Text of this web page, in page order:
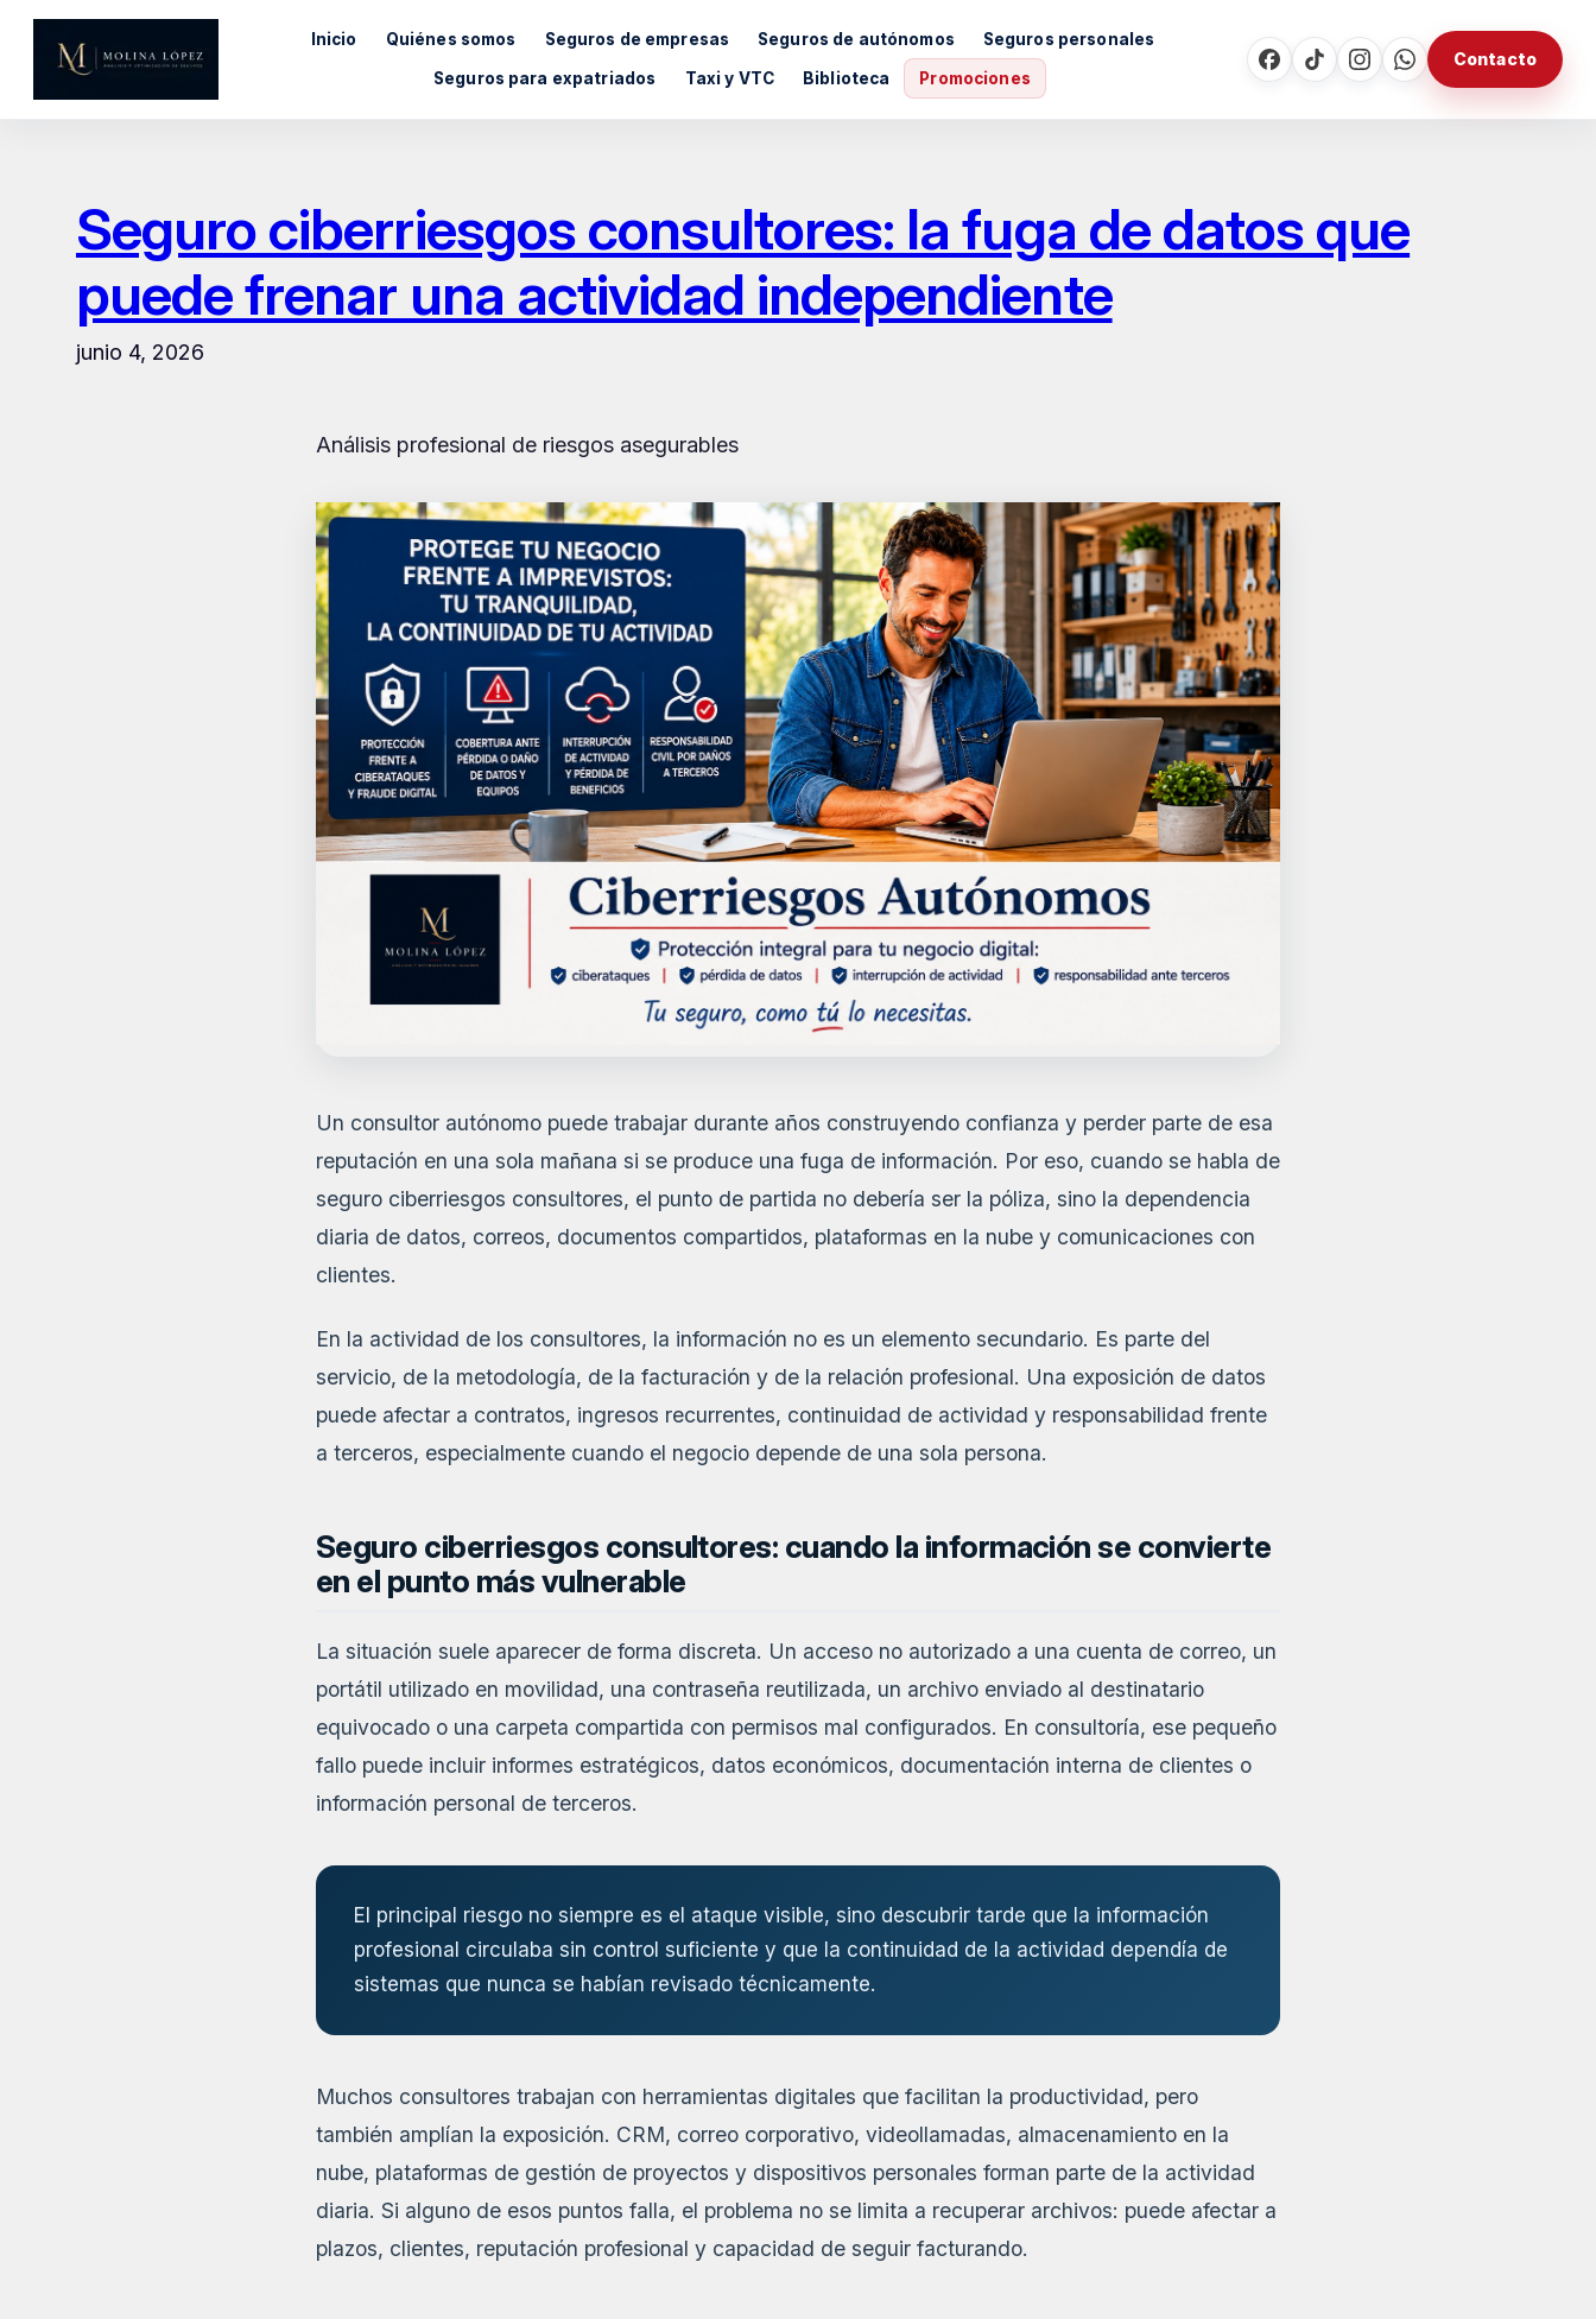
Saltar
contenido
Inicio Quiénes somos Seguros de empresas Seguros de autónomos Seguros personales
Seguros para expatriados Taxi y VTC Biblioteca Promociones
Contacto
Seguro ciberriesgos consultores: la fuga de datos que
puede frenar una actividad independiente
junio 4, 2026
Análisis profesional de riesgos asegurables
Un consultor autónomo puede trabajar durante años construyendo confianza y perder parte de esa
reputación en una sola mañana si se produce una fuga de información. Por eso, cuando se habla de
seguro ciberriesgos consultores, el punto de partida no debería ser la póliza, sino la dependencia
diaria de datos, correos, documentos compartidos, plataformas en la nube y comunicaciones con
clientes.
En la actividad de los consultores, la información no es un elemento secundario. Es parte del
servicio, de la metodología, de la facturación y de la relación profesional. Una exposición de datos
puede afectar a contratos, ingresos recurrentes, continuidad de actividad y responsabilidad frente
a terceros, especialmente cuando el negocio depende de una sola persona.
Seguro ciberriesgos consultores: cuando la información se convierte
en el punto más vulnerable
La situación suele aparecer de forma discreta. Un acceso no autorizado a una cuenta de correo, un
portátil utilizado en movilidad, una contraseña reutilizada, un archivo enviado al destinatario
equivocado o una carpeta compartida con permisos mal configurados. En consultoría, ese pequeño
fallo puede incluir informes estratégicos, datos económicos, documentación interna de clientes o
información personal de terceros.
El principal riesgo no siempre es el ataque visible, sino descubrir tarde que la información
profesional circulaba sin control suficiente y que la continuidad de la actividad dependía de
sistemas que nunca se habían revisado técnicamente.
Muchos consultores trabajan con herramientas digitales que facilitan la productividad, pero
también amplían la exposición. CRM, correo corporativo, videollamadas, almacenamiento en la
nube, plataformas de gestión de proyectos y dispositivos personales forman parte de la actividad
diaria. Si alguno de esos puntos falla, el problema no se limita a recuperar archivos: puede afectar a
plazos, clientes, reputación profesional y capacidad de seguir facturando.